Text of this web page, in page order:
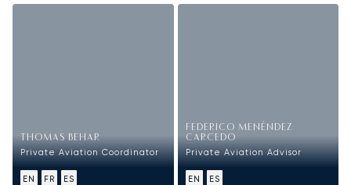
THOMAS BEHAR
Private Aviation Coordinator
EN FR ES
FEDERICO MENÉNDEZ
CARCEDO
Private Aviation Advisor
EN ES